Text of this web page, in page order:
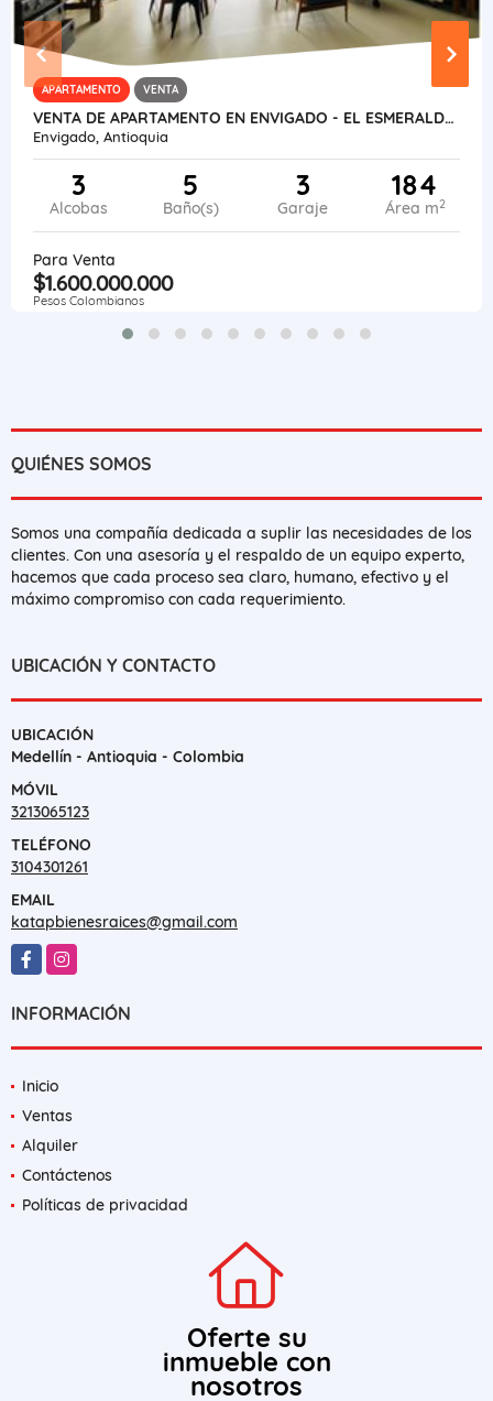
APARTAMENTO VENTA
VENTA DE APARTAMENTO EN ENVIGADO - EL ESMERALDAL
Envigado, Antioquia
3
Alcobas
5
Baño(s)
3
Garaje
184
Área m2
Para Venta
$1.600.000.000
Pesos Colombianos
QUIÉNES SOMOS
Somos una compañía dedicada a suplir las necesidades de los
clientes. Con una asesoría y el respaldo de un equipo experto,
hacemos que cada proceso sea claro, humano, efectivo y el
máximo compromiso con cada requerimiento.
UBICACIÓN Y CONTACTO
UBICACIÓN
Medellín - Antioquia - Colombia
MÓVIL
3213065123
TELÉFONO
3104301261
EMAIL
katapbienesraices@gmail.com
FacebookInstagram
INFORMACIÓN
Inicio
Ventas
Alquiler
Contáctenos
Políticas de privacidad
Oferte su
inmueble con
nosotros